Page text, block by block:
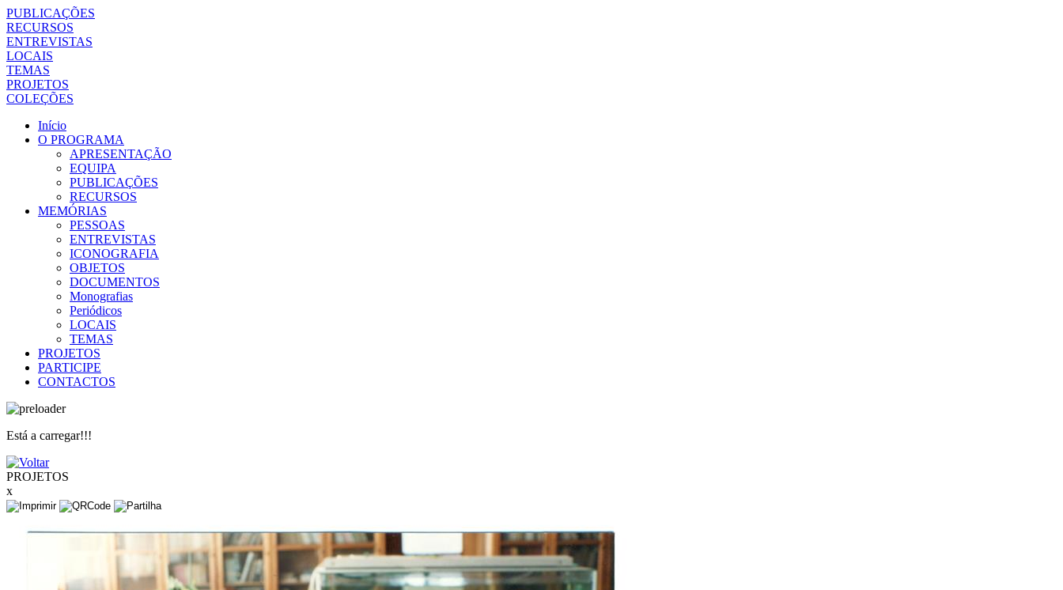
PUBLICAÇÕES
RECURSOS
ENTREVISTAS
LOCAIS
TEMAS
PROJETOS
COLEÇÕES
Início
O PROGRAMA
APRESENTAÇÃO
EQUIPA
PUBLICAÇÕES
RECURSOS
MEMÓRIAS
PESSOAS
ENTREVISTAS
ICONOGRAFIA
OBJETOS
DOCUMENTOS
Monografias
Periódicos
LOCAIS
TEMAS
PROJETOS
PARTICIPE
CONTACTOS
Está a carregar!!!
PROJETOS
x